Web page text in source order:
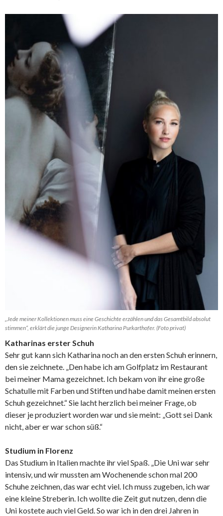
„Jede meiner Kollektionen muss eine Geschichte erzählen und das Gesamtbild absolut
stimmen“, erklärt die junge Designerin Katharina Purkarthofer. (Foto privat)
Katharinas erster Schuh
Sehr gut kann sich Katharina noch an den ersten Schuh erinnern,
den sie zeichnete. „Den habe ich am Golfplatz im Restaurant
bei meiner Mama gezeichnet. Ich bekam von ihr eine große
Schatulle mit Farben und Stiften und habe damit meinen ersten
Schuh gezeichnet.“ Sie lacht herzlich bei meiner Frage, ob
dieser je produziert worden war und sie meint: „Gott sei Dank
nicht, aber er war schon süß.“
Studium in Florenz
Das Studium in Italien machte ihr viel Spaß. „Die Uni war sehr
intensiv, und wir mussten am Wochenende schon mal 200
Schuhe zeichnen, das war echt viel. Ich muss zugeben, ich war
eine kleine Streberin. Ich wollte die Zeit gut nutzen, denn die
Uni kostete auch viel Geld. So war ich in den drei Jahren in